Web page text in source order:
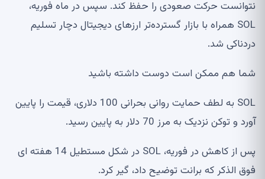
نتوانست حرکت صعودی را حفظ کند. سپس در ماه فوریه،
SOL همراه با بازار گسترده‌تر ارزهای دیجیتال دچار تسلیم
دردناکی شد.
شما هم ممکن است دوست داشته باشید
SOL به لطف حمایت روانی بحرانی 100 دلاری، قیمت را پایین
آورد و توکن نزدیک به مرز 70 دلار به پایین رسید.
پس از کاهش در فوریه، SOL در شکل مستطیل 14 هفته ای
فوق الذکر که برانت توضیح داد، گیر کرد.